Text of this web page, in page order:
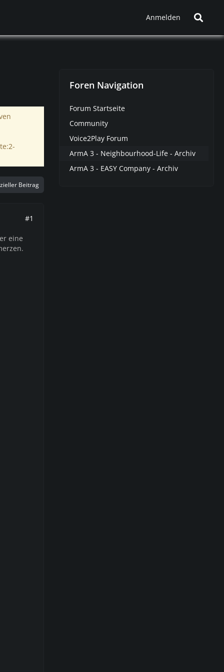
Anmelden
Beitrag
#1
eine
Foren Navigation
Forum Startseite
Community
Voice2Play Forum
ArmA 3 - Neighbourhood-Life - Archiv
ArmA 3 - EASY Company - Archiv